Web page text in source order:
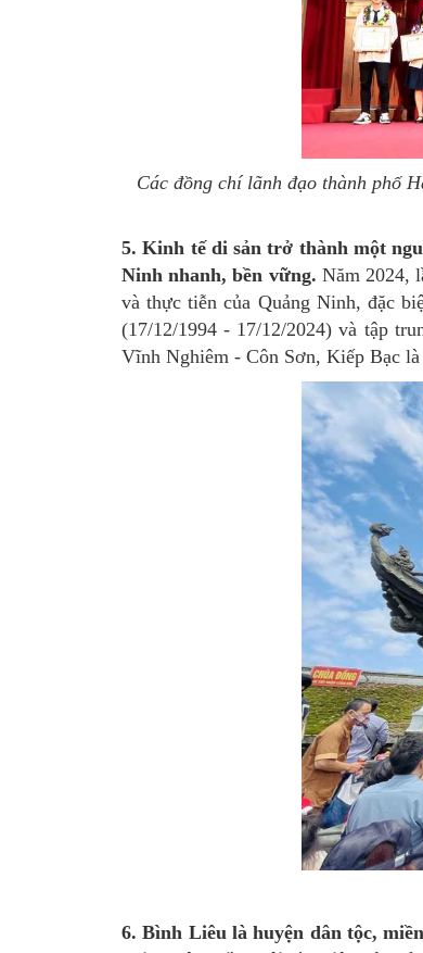
Các đồng chí lãnh đạo thành phố
5. Kinh tế di sản trở thành một
Ninh nhanh, bền vững. Năm 2024,
và thực tiễn của Quảng Ninh, đặc
(17/12/1994 - 17/12/2024) và tập
Vĩnh Nghiêm - Côn Sơn, Kiếp Bạc
6. Bình Liêu là huyện dân tộc,